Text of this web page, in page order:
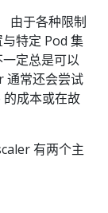
由于各种限制
与特定 Pod 集
定总是可以
通常还会尝试
成本或在故
有两个主